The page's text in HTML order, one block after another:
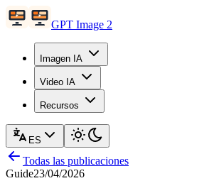
GPT Image 2
Imagen IA
Video IA
Recursos
ES
Todas las publicaciones
Guide23/04/2026